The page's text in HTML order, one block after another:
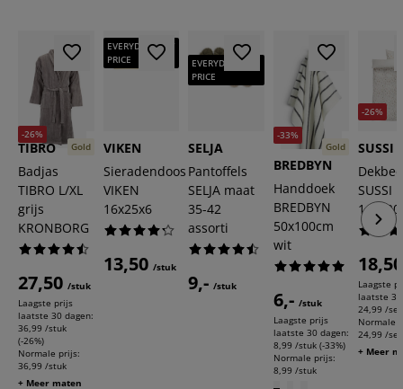
-26%
Gold
TIBRO
Badjas
TIBRO L/XL
grijs
KRONBORG
27,50 /stuk
Laagste prijs
laatste 30 dagen:
36,99 /stuk
(-26%)
Normale prijs:
36,99 /stuk
+ Meer maten
EVERYDAY LOW
PRICE
VIKEN
Sieradendoos
VIKEN
16x25x6
13,50 /stuk
EVERYDAY LOW
PRICE
SELJA
Pantoffels
SELJA maat
35-42
assorti
9,- /stuk
-33%
Gold
BREDBYN
Handdoek
BREDBYN
50x100cm
wit
6,- /stuk
Laagste prijs
laatste 30 dagen:
8,99 /stuk (-33%)
Normale prijs:
8,99 /stuk
-26%
SUSSI
SUSSI
18,50
Laagste
laatste
24,99 /set
Normale
24,99 /set
+ Meer